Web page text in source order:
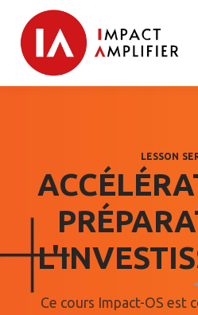
Contact
LESSON
Ce cours Impact-OS est